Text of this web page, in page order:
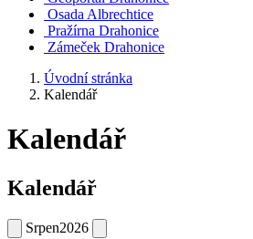
Osada Albrechtice
Pražírna Drahonice
Zámeček Drahonice
Úvodní stránka
Kalendář
Kalendář
Kalendář
Srpen2026